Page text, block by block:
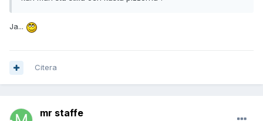
Ja...
Citera
mr staffe